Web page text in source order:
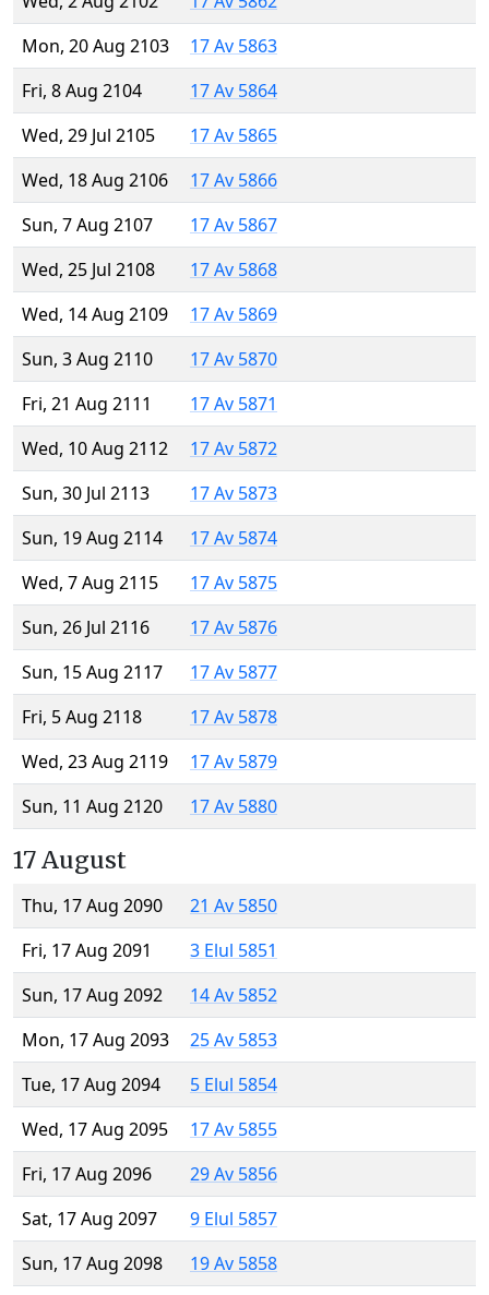
Mon, 20 Aug 2103
17 Av 5863
Fri, 8 Aug 2104
17 Av 5864
Wed, 29 Jul 2105
17 Av 5865
Wed, 18 Aug 2106
17 Av 5866
Sun, 7 Aug 2107
17 Av 5867
Wed, 25 Jul 2108
17 Av 5868
Wed, 14 Aug 2109
17 Av 5869
Sun, 3 Aug 2110
17 Av 5870
Fri, 21 Aug 2111
17 Av 5871
Wed, 10 Aug 2112
17 Av 5872
Sun, 30 Jul 2113
17 Av 5873
Sun, 19 Aug 2114
17 Av 5874
Wed, 7 Aug 2115
17 Av 5875
Sun, 26 Jul 2116
17 Av 5876
Sun, 15 Aug 2117
17 Av 5877
Fri, 5 Aug 2118
17 Av 5878
Wed, 23 Aug 2119
17 Av 5879
Sun, 11 Aug 2120
17 Av 5880
17 August
Thu, 17 Aug 2090
21 Av 5850
Fri, 17 Aug 2091
3 Elul 5851
Sun, 17 Aug 2092
14 Av 5852
Mon, 17 Aug 2093
25 Av 5853
Tue, 17 Aug 2094
5 Elul 5854
Wed, 17 Aug 2095
17 Av 5855
Fri, 17 Aug 2096
29 Av 5856
Sat, 17 Aug 2097
9 Elul 5857
Sun, 17 Aug 2098
19 Av 5858